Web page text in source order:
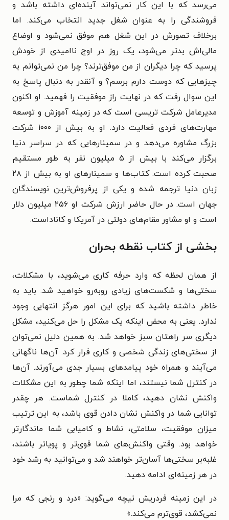
می‌رسد که با این کار نمی‌تواند آینده‌ای داشته باشد و
فروشندگی را به عنوان شغل جدید انتخاب می‌کند. اما
برخلاف تصورش در این شغل هم موفق نمی‌شود و اوضاع
مالی‌اش بدتر می‌شود، یک روز در اوج ناامیدی از خودش
پرسید که چرا دیگران از من موفق‌ترند؟ چرا من نمی‌توانم به
چیزهایی که دوست دارم برسم؟ و آنقدر به دنبال پاسخ به
این سوال رفت که در نهایت راز موفقیت را فهمید. او اکنون
مدیرعامل شرکت تریسی است که در زمینه آموزش و توسعه
مهارت‌های فردی فعالیت دارد. او به بیش از ۱۰۰۰ شرکت
بزرگ مشاوره می‌دهد و در سمینارهایی که در سراسر دنیا
برگزار می‌کند با بیش از ۵ میلیون نفر به طور مستقیم
صحبت کرده است. کتاب‌ها و سمینارهای او به بیش از ۲۸
زبان دنیا ترجمه شده و یکی از پرفروش‌ترین نویسندگان
جهان است. در حال حاضر ارزش شرکت او ۲۵۶ میلیون دلار
است و او مشاور مقام‌های دولتی در آمریکا و کاناداست.
بخشی از کتاب نقطه بحران
از همان لحظه که وارد حرفه کاری می‌شوید، با مشکلات،
سختی‌ها و شکست‌های زیادی روبه‌رو خواهید شد. باید به
خاطر داشته باشید که برای این امور هرگز انتهایی وجود
ندارد. یعنی به محض اینکه یک مشکل را حل می‌کنید، مشکل
دیگری سر راهتان سبز خواهد شد. به همین دلیل نمی‌توان
از سختی‌های زندگی شخصی و کاری فرار کرد. آن‌ها ناگهانی
می‌آیند و همراه خود پیامدهای بسیار جدی می‌آورند. آن‌ها
در کنترل شما نیستند، اما اینکه شما چطور به این مشکلات
واکنش نشان دهید، کاملا در کنترل شماست. هر چقدر
توانایی شما در واکنش نشان دادن قوی باشد، به این ترتیب
میزان موفقیت، سلامتی، نشاط و کامیابی شما ماندگارتر
خواهد بود. وقتی واکنش‌های شما قوی‌تر و پویاتر باشند،
غلبه‌بر سختی‌ها آسان‌تر خواهند شد و می‌توانید به رشد خود
در هر زمینه‌ای ادامه دهید.
در این زمینه فردریش نیچه می‌گوید: «درد و رنجی که مرا
نمی‌کشد، قوی‌ترم می‌کند.»